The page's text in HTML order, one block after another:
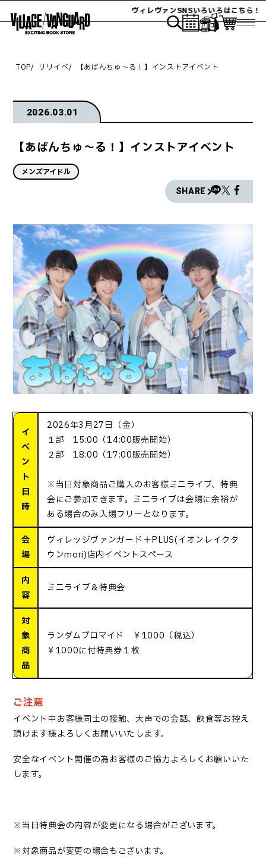
ヴィレヴァンSNSいろいろはこちら！
TOP リリイベ 【あばんちゅ～る！】インストアイベント
2026.03.01
【あばんちゅ～る！】インストアイベント
メンズアイドル
SHARE
イ
ベ
ン
ト
日
時
2026年3月27日（金）
１部 15:00（14:00販売開始）
２部 18:00（17:00販売開始）
※当日対象商品ご購入のお客様ミニライブ、特典
会にご参加できます。ミニライブは会場に余裕が
ある場合のみ入場フリーとなります。
会
場
ヴィレッジヴァンガード＋PLUS(イオンレイクタ
ウンmori)店内イベントスペース
内
容
ミニライブ＆特典会
対
象
商
品
ランダムブロマイド ￥1000（税込）
￥1000に付特典券１枚
ご注意
イベント中お客様同士の接触、大声での会話、飲食等お控え
頂けます様よろしくお願いいたします。
安全なイベント開催の為お客様のご協力よろしくお願いいた
します。
※当日特典会の内容が変更になる場合がございます。
※対象商品が変更の場合もございます。